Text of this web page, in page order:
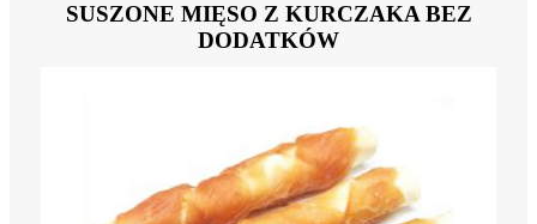
SUSZONE MIĘSO Z KURCZAKA BEZ
DODATKÓW